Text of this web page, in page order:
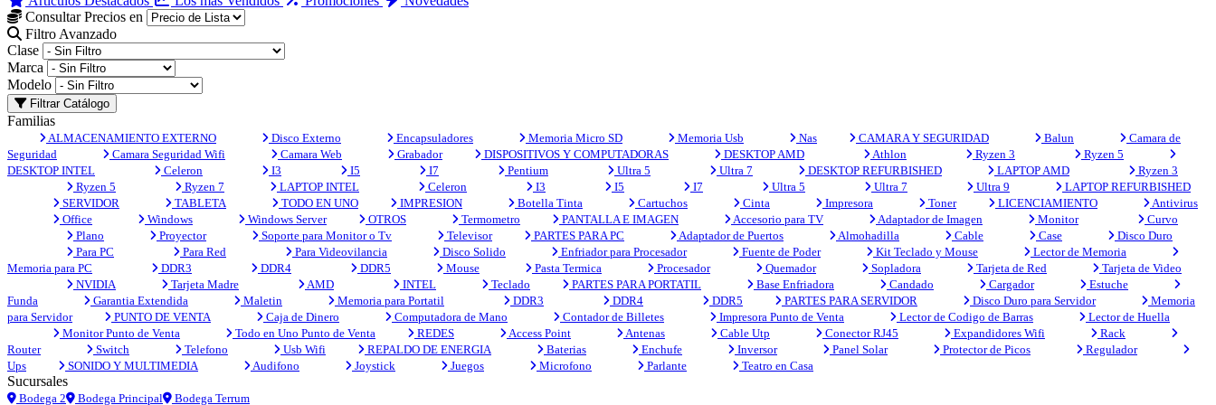
Consultar Precios en
Filtro Avanzado
Clase
Marca
Modelo
Filtrar Catálogo
Familias
ALMACENAMIENTO EXTERNO Disco Externo Encapsuladores Memoria Micro SD Memoria Usb Nas CAMARA Y SEGURIDAD Balun
Camara de
Seguridad
Camara Seguridad Wifi Camara Web Grabador DISPOSITIVOS Y COMPUTADORAS DESKTOP AMD Athlon Ryzen 3
Ryzen 5
DESKTOP INTEL
Celeron I3 I5 I7 Pentium Ultra 5 Ultra 7 DESKTOP REFURBISHED LAPTOP AMD
Ryzen 3
Ryzen 5
Ryzen 7 LAPTOP INTEL Celeron I3 I5 I7 Ultra 5 Ultra 7 Ultra 9
LAPTOP REFURBISHED
SERVIDOR
TABLETA TODO EN UNO IMPRESION Botella Tinta Cartuchos Cinta Impresora Toner LICENCIAMIENTO
Antivirus
Office
Windows Windows Server OTROS Termometro PANTALLA E IMAGEN Accesorio para TV Adaptador de Imagen Monitor
Curvo
Plano
Proyector Soporte para Monitor o Tv Televisor PARTES PARA PC Adaptador de Puertos Almohadilla Cable Case
Disco Duro
Para PC
Para Red Para Videovilancia Disco Solido Enfriador para Procesador Fuente de Poder Kit Teclado y Mouse
Lector de Memoria
Memoria para PC
DDR3 DDR4 DDR5 Mouse Pasta Termica Procesador Quemador Sopladora Tarjeta de Red
Tarjeta de Video
NVIDIA
Tarjeta Madre AMD INTEL Teclado PARTES PARA PORTATIL Base Enfriadora Candado Cargador
Estuche
Funda
Garantia Extendida Maletin Memoria para Portatil DDR3 DDR4 DDR5 PARTES PARA SERVIDOR Disco Duro para Servidor
Memoria
para Servidor
PUNTO DE VENTA Caja de Dinero Computadora de Mano Contador de Billetes Impresora Punto de Venta Lector de Codigo de Barras
Lector de Huella
Monitor Punto de Venta
Todo en Uno Punto de Venta REDES Access Point Antenas Cable Utp Conector RJ45 Expandidores Wifi
Rack
Router
Switch Telefono Usb Wifi REPALDO DE ENERGIA Baterias Enchufe Inversor Panel Solar Protector de Picos
Regulador
Ups
SONIDO Y MULTIMEDIA Audifono Joystick Juegos Microfono Parlante Teatro en Casa
Sucursales
Bodega 2 Bodega Principal Bodega Terrum